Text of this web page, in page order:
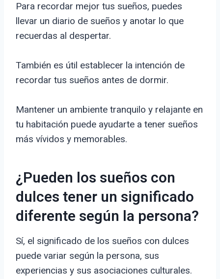
Para recordar mejor tus sueños, puedes
llevar un diario de sueños y anotar lo que
recuerdas al despertar.
También es útil establecer la intención de
recordar tus sueños antes de dormir.
Mantener un ambiente tranquilo y relajante en
tu habitación puede ayudarte a tener sueños
más vívidos y memorables.
¿Pueden los sueños con
dulces tener un significado
diferente según la persona?
Sí, el significado de los sueños con dulces
puede variar según la persona, sus
experiencias y sus asociaciones culturales.